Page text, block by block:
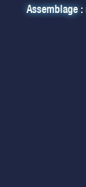
Assemblage :